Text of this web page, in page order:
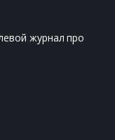
журнал про